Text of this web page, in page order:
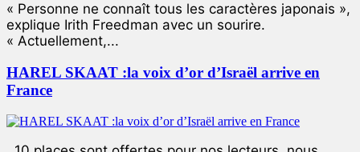
« Personne ne connaît tous les caractères japonais »,
explique Irith Freedman avec un sourire.
« Actuellement,...
HAREL SKAAT :la voix d’or d’Israël arrive en
France